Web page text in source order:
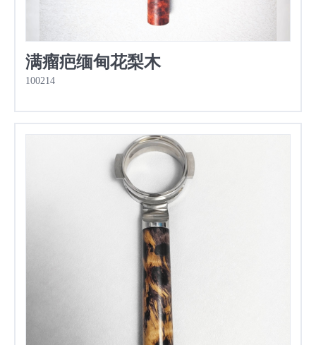
满瘤疤缅甸花梨木
100214